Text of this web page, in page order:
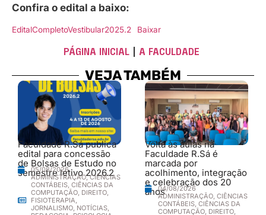
Confira o edital a baixo:
EditalCompletoVestibular2025.2 Baixar
PÁGINA INICIAL A FACULDADE
VEJA TAMBÉM
Faculdade R.Sá publica
edital para concessão
de Bolsas de Estudo no
semestre letivo 2026.2
05/08/2026
ADMINISTRAÇÃO,CIÊNCIAS
CONTÁBEIS, CIÊNCIAS DA
COMPUTAÇÃO, DIREITO,
FISIOTERAPIA,
JORNALISMO, NOTÍCIAS,
Volta às aulas na
Faculdade R.Sá é
marcada por
acolhimento, integração
e celebração dos 20
anos04/08/2026
ADMINISTRAÇÃO, CIÊNCIAS
CONTÁBEIS, CIÊNCIAS DA
COMPUTAÇÃO, DIREITO,